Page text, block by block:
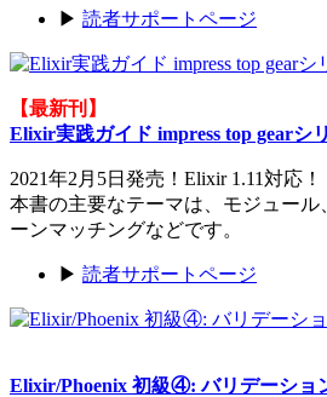
▶ 読者サポートページ
【最新刊】
Elixir実践ガイド impress top gearシ
2021年2月5日発売！Elixir 1.11対応！
本書の主要なテーマは、モジュール
ーンマッチングなどです。
▶ 読者サポートページ
Elixir/Phoenix 初級④: バリデーショ